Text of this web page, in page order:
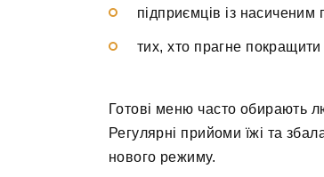
підприємців із насиченим
тих, хто прагне
Готові меню часто обирають
Регулярні прийоми їжі та
нового режиму.